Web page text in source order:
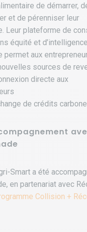
de démarrer,
et de pérenniser leur
Leur plateforme de
équité et d’intelligence
permet aux
sources de
directe aux
de crédits
Smart a été
en partenariat avec
Collision +